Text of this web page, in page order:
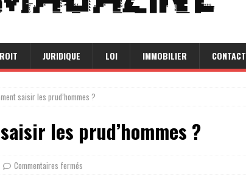
JURIDIQUE LOI IMMOBILIER CONTACT
saisir les prud’hommes ?
les prud’hommes ?
Commentaires fermés